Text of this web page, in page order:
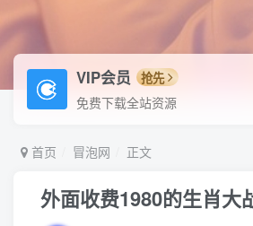
VIP会员 抢先
免费下载全站资源
首页 冒泡网 正文
外面收费1980的生肖大